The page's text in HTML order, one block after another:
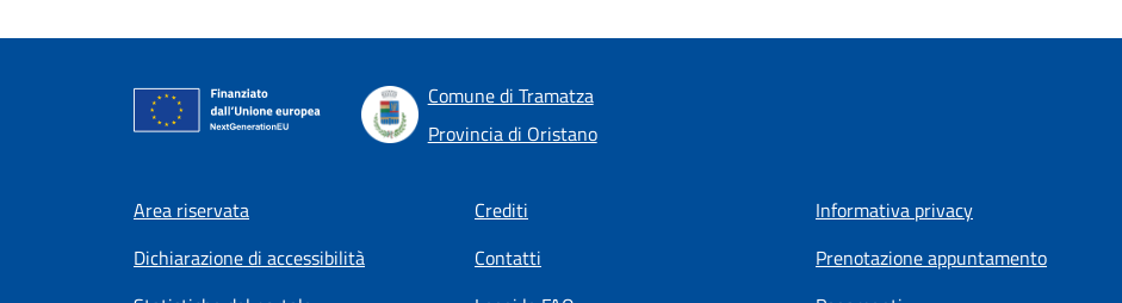
Comune di Tramatza
Provincia di Oristano
Footer menu
Area riservata Crediti Informativa privacy
Dichiarazione di accessibilità
Contatti Prenotazione appuntamento